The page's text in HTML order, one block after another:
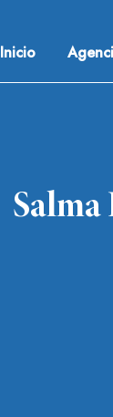
Inicio
Salma